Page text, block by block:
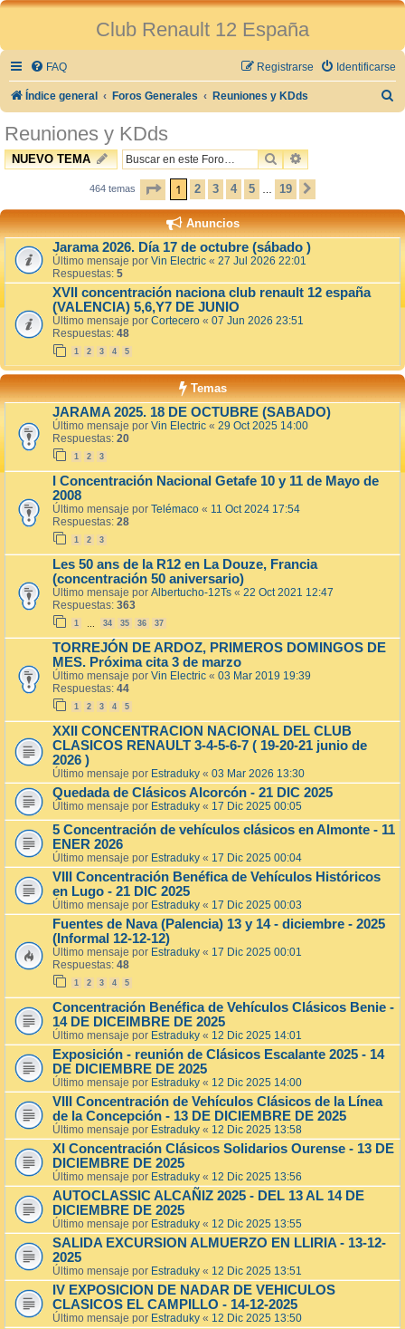
Club Renault 12 España
FAQ Identificarse
Registrarse
Índice general Foros Generales Reuniones y KDds
r
Reuniones y KDds
NUEVO TEMA BUSCARBÚSQUEDA
464 temas PÁGINA 1DE 19
1 2 3 4 5 19
Anuncios
Jarama 2026. Día 17 de octubre (sábado )
Último mensaje por Vin Electric « 27 Jul 2026 22:01
Respuestas: 5
XVII concentración naciona club renault 12 españa
(VALENCIA) 5,6,Y7 DE JUNIO
Último mensaje por Cortecero « 07 Jun 2026 23:51
Respuestas: 48
1 2 3 4 5
Temas
JARAMA 2025. 18 DE OCTUBRE (SABADO)
Último mensaje por Vin Electric « 29 Oct 2025 14:00
Respuestas: 20
1 2 3
I Concentración Nacional Getafe 10 y 11 de Mayo de
2008
Último mensaje por Telémaco « 11 Oct 2024 17:54
Respuestas: 28
1 2 3
Les 50 ans de la R12 en La Douze, Francia
(concentración 50 aniversario)
Último mensaje por Albertucho-12Ts « 22 Oct 2021 12:47
Respuestas: 363
1 … 34 35 36 37
TORREJÓN DE ARDOZ, PRIMEROS DOMINGOS DE
MES. Próxima cita 3 de marzo
Último mensaje por Vin Electric « 03 Mar 2019 19:39
Respuestas: 44
1 2 3 4 5
XXII CONCENTRACION NACIONAL DEL CLUB
CLASICOS RENAULT 3-4-5-6-7 ( 19-20-21 junio de
2026 )
Último mensaje por Estraduky « 03 Mar 2026 13:30
Quedada de Clásicos Alcorcón - 21 DIC 2025
Último mensaje por Estraduky « 17 Dic 2025 00:05
5 Concentración de vehículos clásicos en Almonte - 11
ENER 2026
Último mensaje por Estraduky « 17 Dic 2025 00:04
VIII Concentración Benéfica de Vehículos Históricos
en Lugo - 21 DIC 2025
Último mensaje por Estraduky « 17 Dic 2025 00:03
Fuentes de Nava (Palencia) 13 y 14 - diciembre - 2025
(Informal 12-12-12)
Último mensaje por Estraduky « 17 Dic 2025 00:01
Respuestas: 48
1 2 3 4 5
Concentración Benéfica de Vehículos Clásicos Benie -
14 DE DICEIMBRE DE 2025
Último mensaje por Estraduky « 12 Dic 2025 14:01
Exposición - reunión de Clásicos Escalante 2025 - 14
DE DICIEMBRE DE 2025
Último mensaje por Estraduky « 12 Dic 2025 14:00
VIII Concentración de Vehículos Clásicos de la Línea
de la Concepción - 13 DE DICIEMBRE DE 2025
Último mensaje por Estraduky « 12 Dic 2025 13:58
XI Concentración Clásicos Solidarios Ourense - 13 DE
DICIEMBRE DE 2025
Último mensaje por Estraduky « 12 Dic 2025 13:56
AUTOCLASSIC ALCAÑIZ 2025 - DEL 13 AL 14 DE
DICIEMBRE DE 2025
Último mensaje por Estraduky « 12 Dic 2025 13:55
SALIDA EXCURSION ALMUERZO EN LLIRIA - 13-12-
2025
Último mensaje por Estraduky « 12 Dic 2025 13:51
IV EXPOSICION DE NADAR DE VEHICULOS
CLASICOS EL CAMPILLO - 14-12-2025
Último mensaje por Estraduky « 12 Dic 2025 13:50